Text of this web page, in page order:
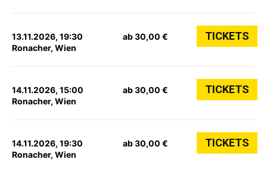
13.11.2026, 19:30
Ronacher, Wien
ab 30,00 € TICKETS
14.11.2026, 15:00
Ronacher, Wien
ab 30,00 € TICKETS
14.11.2026, 19:30
Ronacher, Wien
ab 30,00 € TICKETS